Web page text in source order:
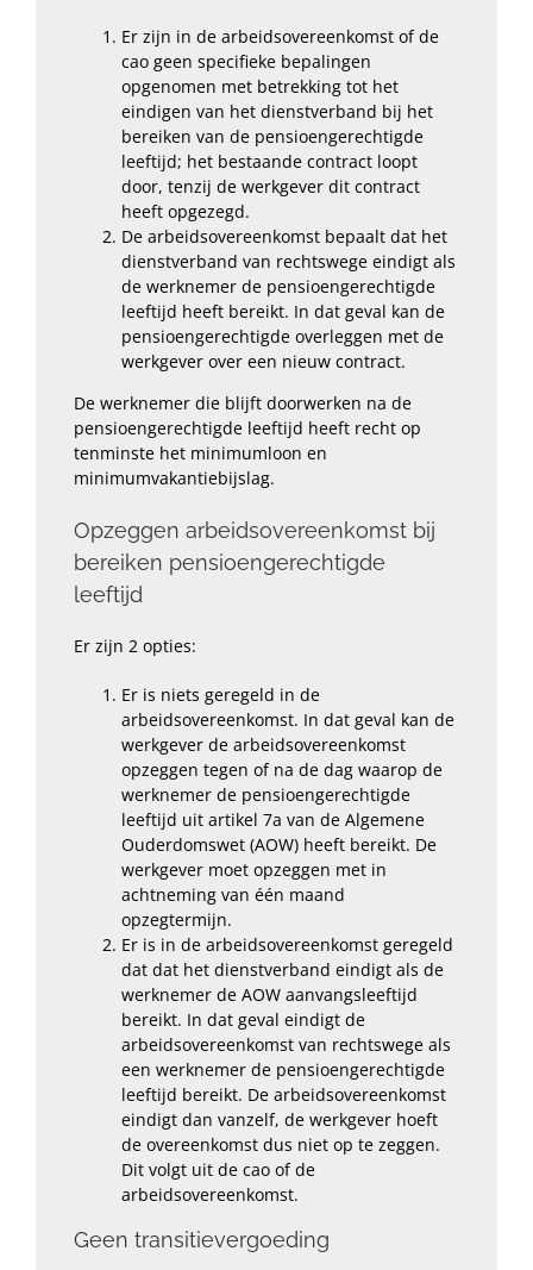
Er zijn in de arbeidsovereenkomst of de
cao geen specifieke bepalingen
opgenomen met betrekking tot het
eindigen van het dienstverband bij het
bereiken van de pensioengerechtigde
leeftijd; het bestaande contract loopt
door, tenzij de werkgever dit contract
heeft opgezegd.
De arbeidsovereenkomst bepaalt dat het
dienstverband van rechtswege eindigt als
de werknemer de pensioengerechtigde
leeftijd heeft bereikt. In dat geval kan de
pensioengerechtigde overleggen met de
werkgever over een nieuw contract.
De werknemer die blijft doorwerken na de
pensioengerechtigde leeftijd heeft recht op
tenminste het minimumloon en
minimumvakantiebijslag.
Opzeggen arbeidsovereenkomst bij
bereiken pensioengerechtigde
leeftijd
Er zijn 2 opties:
Er is niets geregeld in de
arbeidsovereenkomst. In dat geval kan de
werkgever de arbeidsovereenkomst
opzeggen tegen of na de dag waarop de
werknemer de pensioengerechtigde
leeftijd uit artikel 7a van de Algemene
Ouderdomswet (AOW) heeft bereikt. De
werkgever moet opzeggen met in
achtneming van één maand
opzegtermijn.
Er is in de arbeidsovereenkomst geregeld
dat dat het dienstverband eindigt als de
werknemer de AOW aanvangsleeftijd
bereikt. In dat geval eindigt de
arbeidsovereenkomst van rechtswege als
een werknemer de pensioengerechtigde
leeftijd bereikt. De arbeidsovereenkomst
eindigt dan vanzelf, de werkgever hoeft
de overeenkomst dus niet op te zeggen.
Dit volgt uit de cao of de
arbeidsovereenkomst.
Geen transitievergoeding